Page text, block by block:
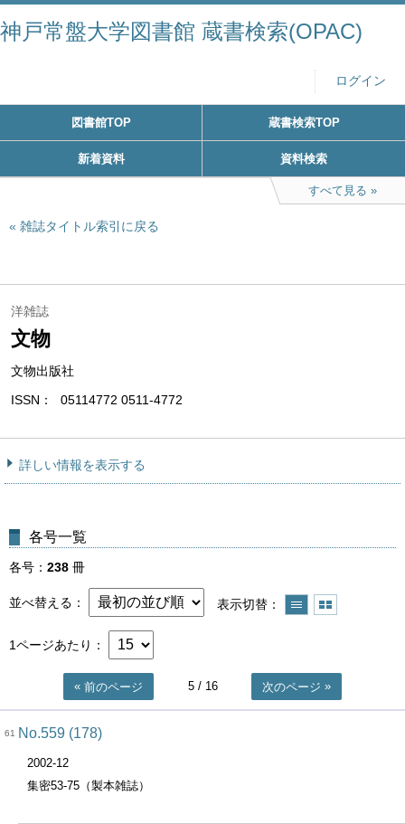
神戸常盤大学図書館 蔵書検索(OPAC)
ログイン
図書館TOP 蔵書検索TOP
新着資料 資料検索
すべて見る
雑誌タイトル索引に戻る
洋雑誌
文物
文物出版社
ISSN
05114772 0511-4772
詳しい情報を表示する
各号一覧
各号 238 冊
並べ替える 表示切替
1ページあたり
前のページ 5/ 16 次のページ
61 No.559 (178)
2002-12
集密53-75（製本雑誌）